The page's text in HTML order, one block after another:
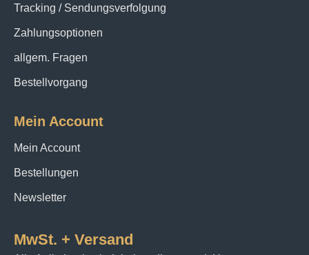
Tracking / Sendungsverfolgung
Zahlungsoptionen
allgem. Fragen
Bestellvorgang
Mein Account
Mein Account
Bestellungen
Newsletter
MwSt. + Versand